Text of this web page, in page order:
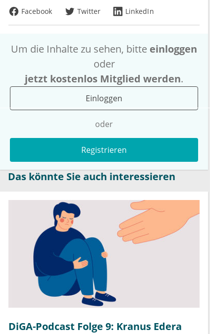
Facebook
Twitter LinkedIn
Um die Inhalte zu sehen, bitte einloggen
oder
jetzt kostenlos Mitglied werden.
Einloggen
oder
Registrieren
Das könnte Sie auch interessieren
DiGA-Podcast Folge 9: Kranus Edera